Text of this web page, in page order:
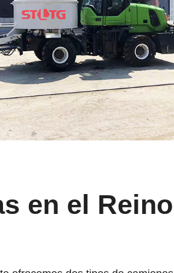
en el Reino